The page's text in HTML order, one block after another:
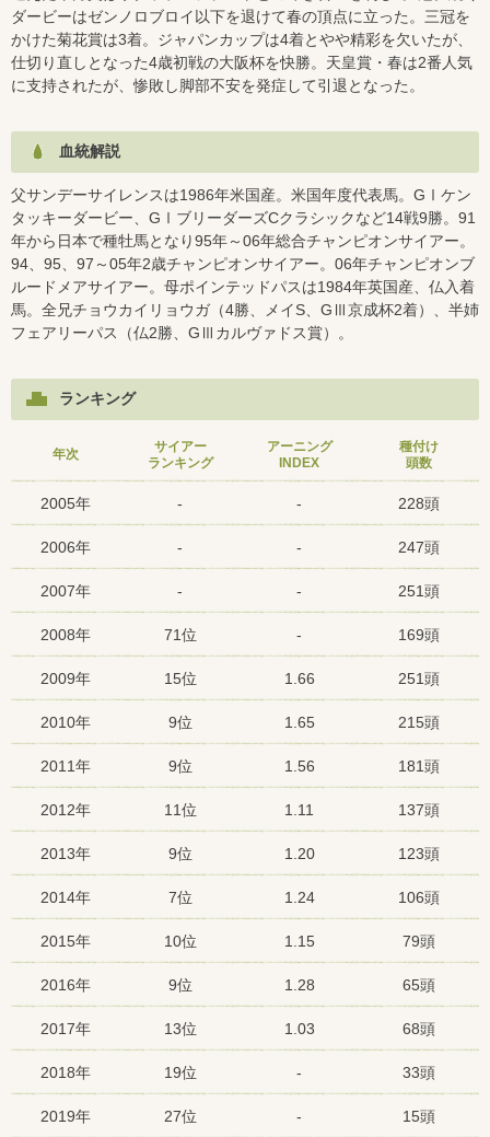
ダービーはゼンノロブロイ以下を退けて春の頂点に立った。三冠を
かけた菊花賞は3着。ジャパンカップは4着とやや精彩を欠いたが、
仕切り直しとなった4歳初戦の大阪杯を快勝。天皇賞・春は2番人気
に支持されたが、惨敗し脚部不安を発症して引退となった。
血統解説
父サンデーサイレンスは1986年米国産。米国年度代表馬。GⅠケン
タッキーダービー、GⅠブリーダーズCクラシックなど14戦9勝。91
年から日本で種牡馬となり95年～06年総合チャンピオンサイアー。
94、95、97～05年2歳チャンピオンサイアー。06年チャンピオンブ
ルードメアサイアー。母ポインテッドパスは1984年英国産、仏入着
馬。全兄チョウカイリョウガ（4勝、メイS、GⅢ京成杯2着）、半姉
フェアリーパス（仏2勝、GⅢカルヴァドス賞）。
ランキング
年次
サイアー
ランキング
アーニング
INDEX
種付け
頭数
2005年 - - 228頭
2006年 - - 247頭
2007年 - - 251頭
2008年 71位 - 169頭
2009年 15位 1.66 251頭
2010年 9位 1.65 215頭
2011年 9位 1.56 181頭
2012年 11位 1.11 137頭
2013年 9位 1.20 123頭
2014年 7位 1.24 106頭
2015年 10位 1.15 79頭
2016年 9位 1.28 65頭
2017年 13位 1.03 68頭
2018年 19位 - 33頭
2019年 27位 - 15頭